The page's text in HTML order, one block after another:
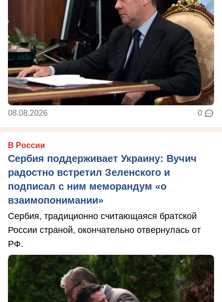
08.08.2026 0
В России
Сербия поддерживает Украину: Вучич
радостно встретил Зеленского и
подписал с ним меморандум «о
взаимопонимании»
Сербия, традиционно считающаяся братской
России страной, окончательно отвернулась от
РФ.